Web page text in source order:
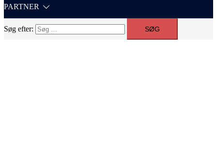
PARTNER
Søg efter: